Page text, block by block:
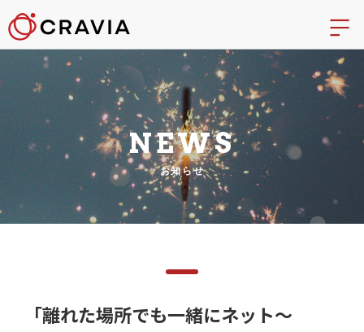
NEWS
お知らせ
「離れた場所でも一緒にネット～